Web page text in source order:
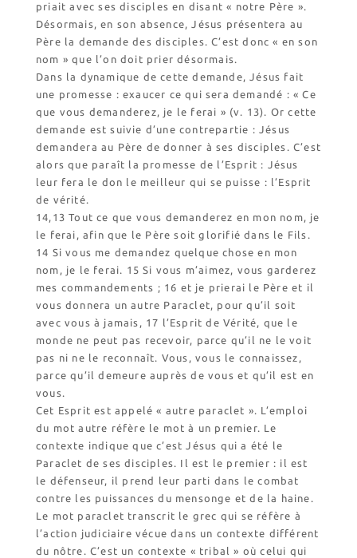
priait avec ses disciples en disant « notre Père ».
Désormais, en son absence, Jésus présentera au
Père la demande des disciples. C’est donc « en son
nom » que l’on doit prier désormais.
Dans la dynamique de cette demande, Jésus fait
une promesse : exaucer ce qui sera demandé : « Ce
que vous demanderez, je le ferai » (v. 13). Or cette
demande est suivie d’une contrepartie : Jésus
demandera au Père de donner à ses disciples. C’est
alors que paraît la promesse de l’Esprit : Jésus
leur fera le don le meilleur qui se puisse : l’Esprit
de vérité.
14,13 Tout ce que vous demanderez en mon nom, je
le ferai, afin que le Père soit glorifié dans le Fils.
14 Si vous me demandez quelque chose en mon
nom, je le ferai. 15 Si vous m’aimez, vous garderez
mes commandements ; 16 et je prierai le Père et il
vous donnera un autre Paraclet, pour qu’il soit
avec vous à jamais, 17 l’Esprit de Vérité, que le
monde ne peut pas recevoir, parce qu’il ne le voit
pas ni ne le reconnaît. Vous, vous le connaissez,
parce qu’il demeure auprès de vous et qu’il est en
vous.
Cet Esprit est appelé « autre paraclet ». L’emploi
du mot autre réfère le mot à un premier. Le
contexte indique que c’est Jésus qui a été le
Paraclet de ses disciples. Il est le premier : il est
le défenseur, il prend leur parti dans le combat
contre les puissances du mensonge et de la haine.
Le mot paraclet transcrit le grec qui se réfère à
l’action judiciaire vécue dans un contexte différent
du nôtre. C’est un contexte « tribal » où celui qui